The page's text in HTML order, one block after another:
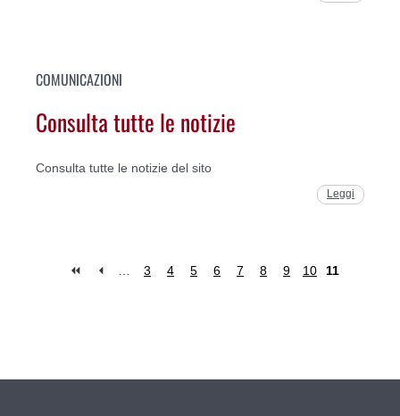
COMUNICAZIONI
Consulta tutte le notizie
Consulta tutte le notizie del sito
Leggi
3 4 5 6 7 8 9 10 11